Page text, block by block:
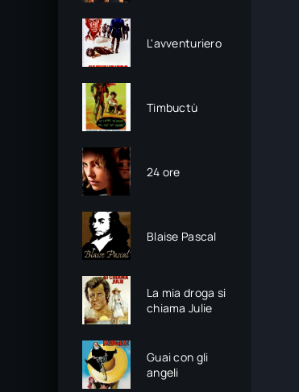
L'avventuriero
Timbuctù
24 ore
Blaise Pascal
La mia droga si
chiama Julie
Guai con gli
angeli